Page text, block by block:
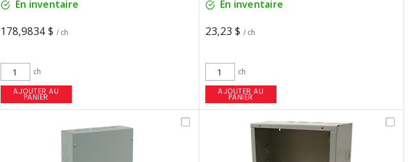
En inventaire
178,9834 $ / ch
ch
AJOUTER AU
PANIER
En inventaire
23,23 $ / ch
ch
AJOUTER AU
PANIER